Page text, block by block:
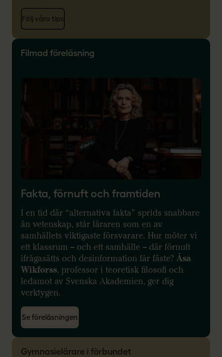
Följ våra tips
Filmad föreläsning
Fakta, förnuft och framtiden
I en tid där “alternativa fakta” sprids snabbare
än vetenskap, står läraren som en av
samhällets viktigaste försvarare. Hur möter vi
ett klassrum – och ett samhälle – där förnuft
ifrågasätts och desinformation får fäste? Åsa
Wikforss, professor i teoretisk filosofi och
ledamot av Svenska Akademien, ger dig
verktygen.
Se föreläsningen
Gymnasielärare i förbundet